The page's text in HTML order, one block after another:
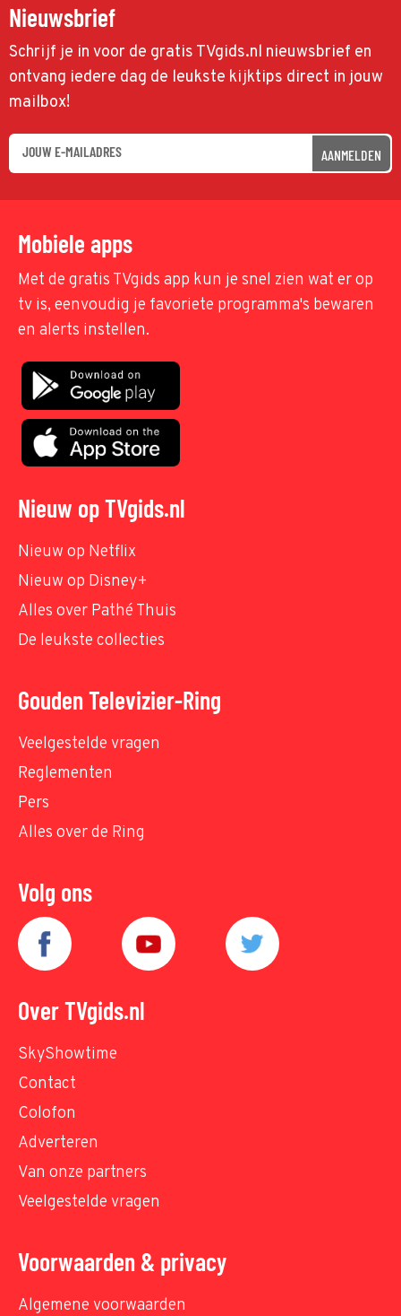
Nieuwsbrief
Schrijf je in voor de gratis TVgids.nl nieuwsbrief en
ontvang iedere dag de leukste kijktips direct in jouw
mailbox!
AANMELDEN
Mobiele apps
Met de gratis TVgids app kun je snel zien wat er op
tv is, eenvoudig je favoriete programma's bewaren
en alerts instellen.
Nieuw op TVgids.nl
Nieuw op Netflix
Nieuw op Disney+
Alles over Pathé Thuis
De leukste collecties
Gouden Televizier-Ring
Veelgestelde vragen
Reglementen
Pers
Alles over de Ring
Volg ons
Over TVgids.nl
SkyShowtime
Contact
Colofon
Adverteren
Van onze partners
Veelgestelde vragen
Voorwaarden & privacy
Algemene voorwaarden